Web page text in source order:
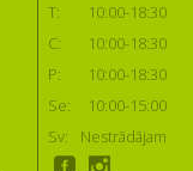
T:
10:00-18:30
C:
10:00-18:30
P:
10:00-18:30
Se:
10:00-15:00
Sv:
Nestrādājam